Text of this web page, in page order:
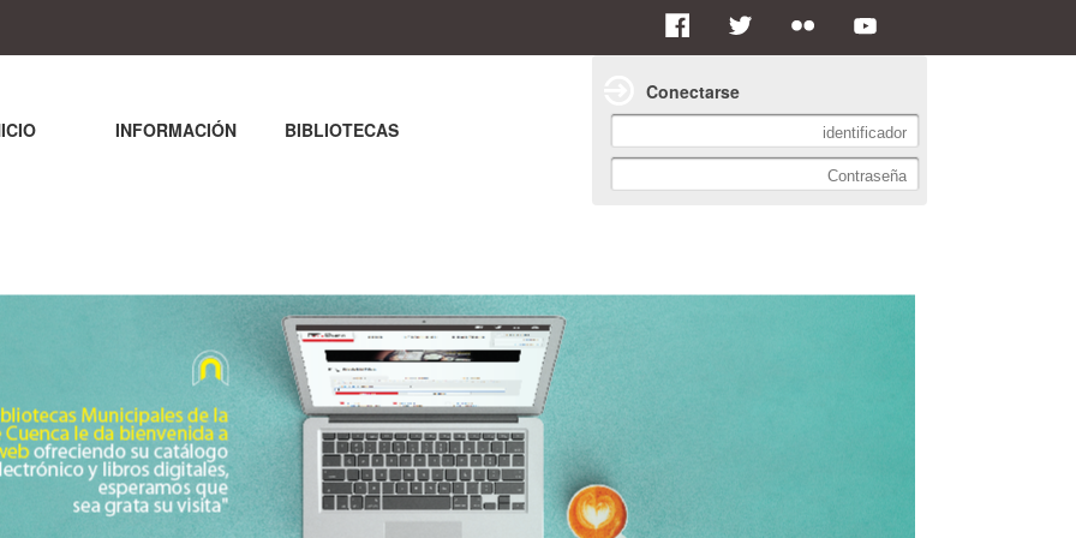
INFORMACIÓN BIBLIOTECAS
Conectarse